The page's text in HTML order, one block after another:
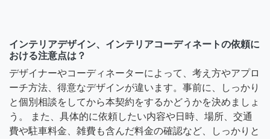
インテリアデザイン、インテリアコーディネートの依頼に
おける注意点は？
デザイナーやコーディネーターによって、考え方やアプロ
ーチ方法、得意なデザインが違います。事前に、しっかり
と個別相談をしてから本契約をするかどうかを決めましょ
う。 また、具体的に依頼したい内容や日時、場所、交通
費や駐車料金、雑費も含んだ料金の確認など、しっかりと